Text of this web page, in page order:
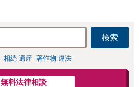
検索
相続 遺産 著作物 違法
無料法律相談